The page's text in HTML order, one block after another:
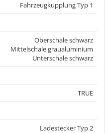
Fahrzeugkupplung Typ 1
Oberschale schwarz
Mittelschale graualuminium
Unterschale schwarz
TRUE
Ladestecker Typ 2